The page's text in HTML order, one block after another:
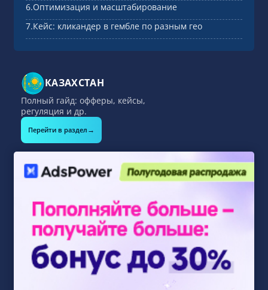
6.Оптимизация и масштабирование
7.Кейс: кликандер в гембле по разным гео
КАЗАХСТАН
Полный гайд: офферы, кейсы,
регуляция и др.
Перейти в раздел →